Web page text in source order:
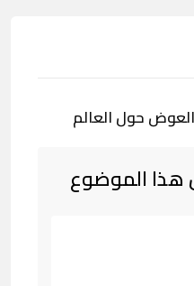
حول العالم
هذا الموضوع